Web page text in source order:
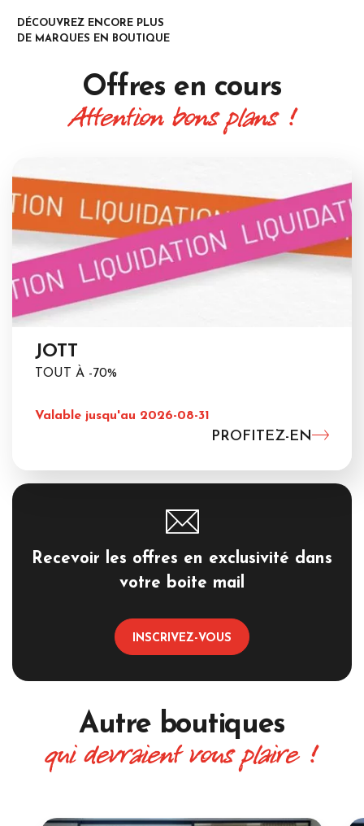
DÉCOUVREZ ENCORE PLUS
DE MARQUES EN BOUTIQUE
Offres en cours
Attention bons plans !
JOTT
TOUT À -70%
Valable jusqu'au 2026-08-31
PROFITEZ-EN
Recevoir les offres en exclusivité dans
votre boite mail
INSCRIVEZ-VOUS
Autre boutiques
qui devraient vous plaire !